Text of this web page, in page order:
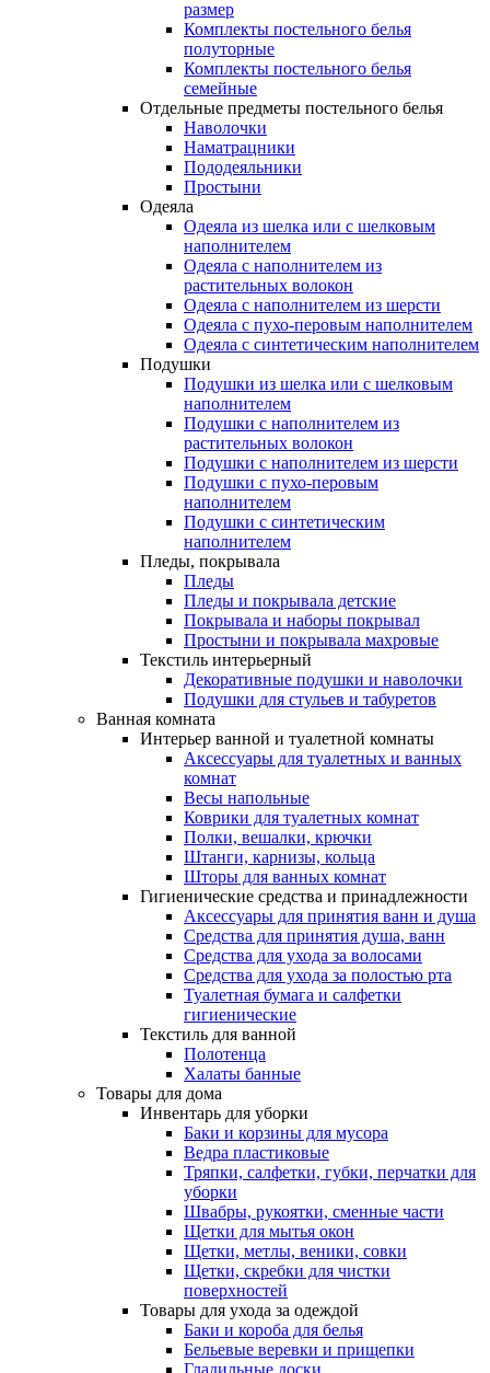
размер
Комплекты постельного белья
полуторные
Комплекты постельного белья
семейные
Отдельные предметы постельного белья
Наволочки
Наматрацники
Пододеяльники
Простыни
Одеяла
Одеяла из шелка или с шелковым
наполнителем
Одеяла с наполнителем из
растительных волокон
Одеяла с наполнителем из шерсти
Одеяла с пухо-перовым наполнителем
Одеяла с синтетическим наполнителем
Подушки
Подушки из шелка или с шелковым
наполнителем
Подушки с наполнителем из
растительных волокон
Подушки с наполнителем из шерсти
Подушки с пухо-перовым
наполнителем
Подушки с синтетическим
наполнителем
Пледы, покрывала
Пледы
Пледы и покрывала детские
Покрывала и наборы покрывал
Простыни и покрывала махровые
Текстиль интерьерный
Декоративные подушки и наволочки
Подушки для стульев и табуретов
Ванная комната
Интерьер ванной и туалетной комнаты
Аксессуары для туалетных и ванных
комнат
Весы напольные
Коврики для туалетных комнат
Полки, вешалки, крючки
Штанги, карнизы, кольца
Шторы для ванных комнат
Гигиенические средства и принадлежности
Аксессуары для принятия ванн и душа
Средства для принятия душа, ванн
Средства для ухода за волосами
Средства для ухода за полостью рта
Туалетная бумага и салфетки
гигиенические
Текстиль для ванной
Полотенца
Халаты банные
Товары для дома
Инвентарь для уборки
Баки и корзины для мусора
Ведра пластиковые
Тряпки, салфетки, губки, перчатки для
уборки
Швабры, рукоятки, сменные части
Щетки для мытья окон
Щетки, метлы, веники, совки
Щетки, скребки для чистки
поверхностей
Товары для ухода за одеждой
Баки и короба для белья
Бельевые веревки и прищепки
Гладильные доски